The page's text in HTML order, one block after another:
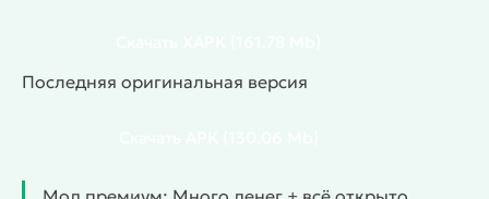
и покупку предметов. Каждый питомец имеет
Уход за Bubbu и десятками новых питомцев.
Последняя оригинальная версия